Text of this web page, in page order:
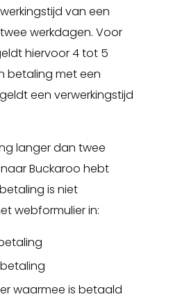
van een
werkdagen. Voor
hiervoor 4 tot 5
betaling met een
een verwerkingstijd
langer dan twee
Buckaroo hebt
is niet
webformulier in:
waarmee is betaald